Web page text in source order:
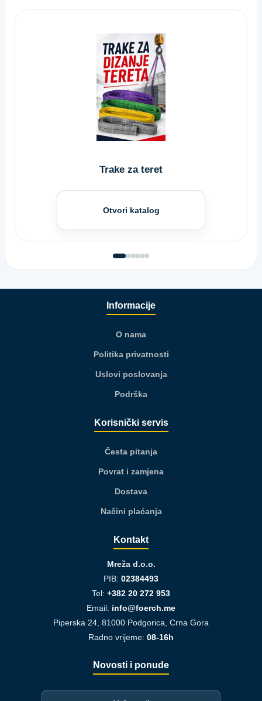
Trake za teret
Otvori katalog
Informacije
O nama
Politika privatnosti
Uslovi poslovanja
Podrška
Korisnički servis
Česta pitanja
Povrat i zamjena
Dostava
Načini plaćanja
Kontakt
Mreža d.o.o.
PIB: 02384493
Tel: +382 20 272 953
Email: info@foerch.me
Piperska 24, 81000 Podgorica, Crna Gora
Radno vrijeme: 08-16h
Novosti i ponude